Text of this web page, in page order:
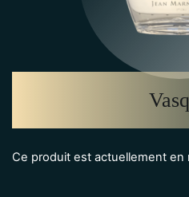
Ce produit est actuellement